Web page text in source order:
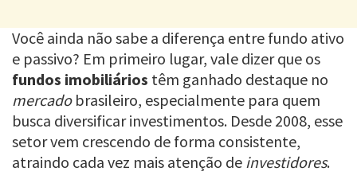
Você ainda não sabe a diferença entre fundo ativo
e passivo? Em primeiro lugar, vale dizer que os
fundos imobiliários têm ganhado destaque no
mercadobrasileiro, especialmente para quem
busca diversificar investimentos. Desde 2008, esse
setor vem crescendo de forma consistente,
atraindo cada vez mais atenção de investidores.